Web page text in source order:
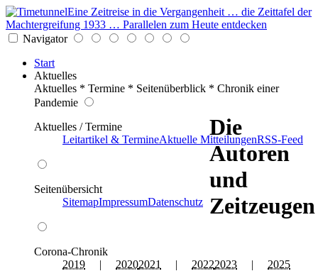
Eine Zeitreise in die Vergangenheit … die Zeittafel der
Machtergreifung 1933 … Parallelen zum Heute entdecken
Navigator
Start
Aktuelles
Aktuelles * Termine * Seitenüberblick * Chronik einer
Pandemie
Aktuelles / Termine
Leitartikel & TermineAktuelle MitteilungenRSS-Feed
Seitenübersicht
SitemapImpressumDatenschutz
Corona-Chronik
2019 | 20202021 | 20222023 | 2025
Die
Autoren
und
Zeitzeugen